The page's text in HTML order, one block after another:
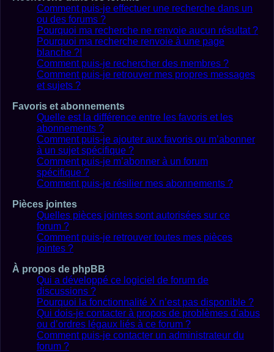
Comment puis-je effectuer une recherche dans un
ou des forums ?
Pourquoi ma recherche ne renvoie aucun résultat ?
Pourquoi ma recherche renvoie à une page
blanche ?!
Comment puis-je rechercher des membres ?
Comment puis-je retrouver mes propres messages
et sujets ?
Favoris et abonnements
Quelle est la différence entre les favoris et les
abonnements ?
Comment puis-je ajouter aux favoris ou m’abonner
à un sujet spécifique ?
Comment puis-je m’abonner à un forum
spécifique ?
Comment puis-je résilier mes abonnements ?
Pièces jointes
Quelles pièces jointes sont autorisées sur ce
forum ?
Comment puis-je retrouver toutes mes pièces
jointes ?
À propos de phpBB
Qui a développé ce logiciel de forum de
discussions ?
Pourquoi la fonctionnalité X n’est pas disponible ?
Qui dois-je contacter à propos de problèmes d’abus
ou d’ordres légaux liés à ce forum ?
Comment puis-je contacter un administrateur du
forum ?